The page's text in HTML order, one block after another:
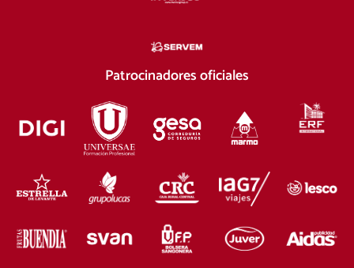
Patrocinadores oficiales